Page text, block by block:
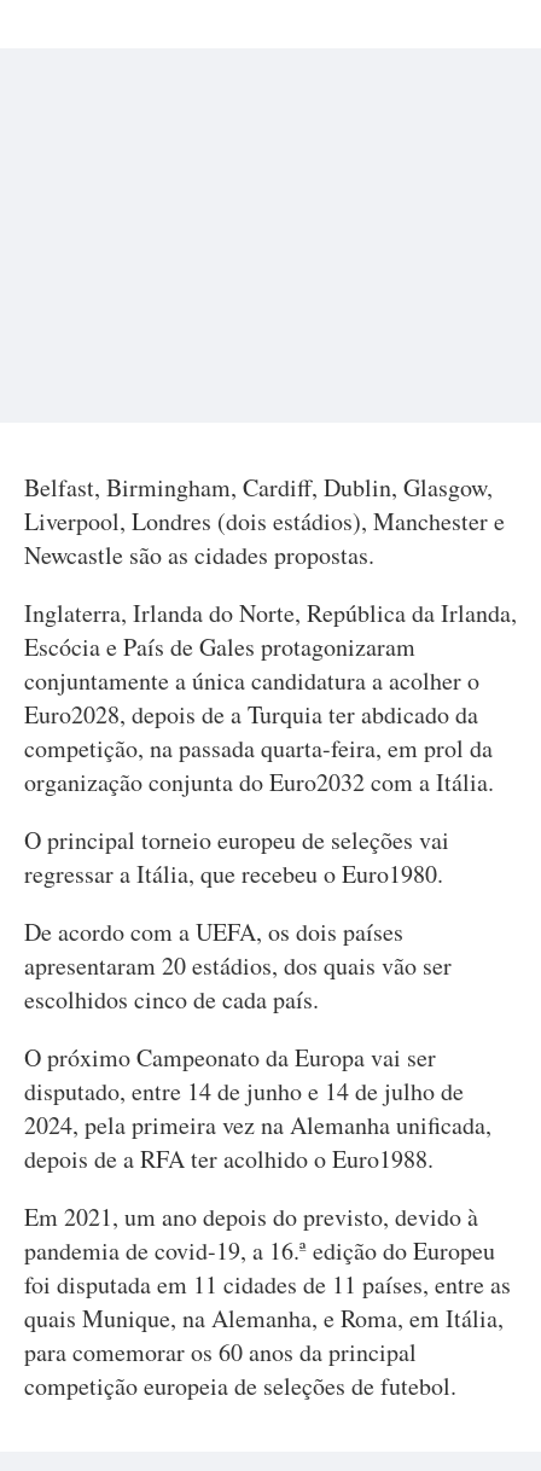
Belfast, Birmingham, Cardiff, Dublin, Glasgow,
Liverpool, Londres (dois estádios), Manchester e
Newcastle são as cidades propostas.
Inglaterra, Irlanda do Norte, República da Irlanda,
Escócia e País de Gales protagonizaram
conjuntamente a única candidatura a acolher o
Euro2028, depois de a Turquia ter abdicado da
competição, na passada quarta-feira, em prol da
organização conjunta do Euro2032 com a Itália.
O principal torneio europeu de seleções vai
regressar a Itália, que recebeu o Euro1980.
De acordo com a UEFA, os dois países
apresentaram 20 estádios, dos quais vão ser
escolhidos cinco de cada país.
O próximo Campeonato da Europa vai ser
disputado, entre 14 de junho e 14 de julho de
2024, pela primeira vez na Alemanha unificada,
depois de a RFA ter acolhido o Euro1988.
Em 2021, um ano depois do previsto, devido à
pandemia de covid-19, a 16.ª edição do Europeu
foi disputada em 11 cidades de 11 países, entre as
quais Munique, na Alemanha, e Roma, em Itália,
para comemorar os 60 anos da principal
competição europeia de seleções de futebol.